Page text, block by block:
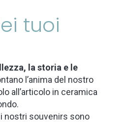
tuoi
la storia e le
l’anima del nostro
all’articolo in ceramica
nostri souvenirs sono